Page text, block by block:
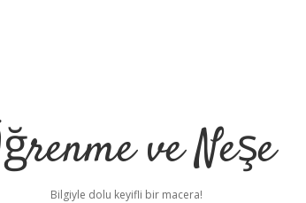
ve Neşe
Bilgiyle dolu keyifli bir macera!